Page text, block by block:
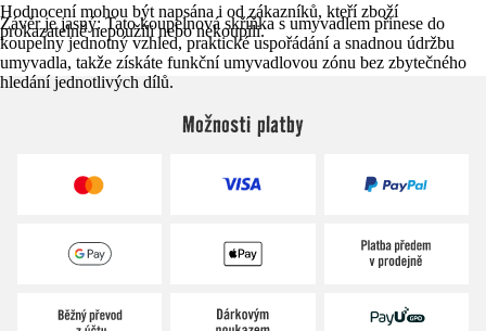
Závěr je jasný: Tato koupelnová skříňka s umyvadlem přinese do
koupelny jednotný vzhled, praktické uspořádání a snadnou údržbu
umyvadla, takže získáte funkční umyvadlovou zónu bez zbytečného
hledání jednotlivých dílů.
Hodnocení mohou být napsána i od zákazníků, kteří zboží
prokazatelně nepoužili nebo nekoupili.
Možnosti platby